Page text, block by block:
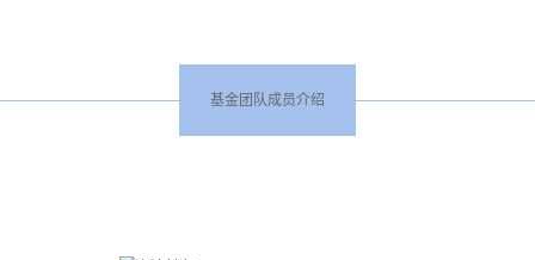
基金团队成员介绍